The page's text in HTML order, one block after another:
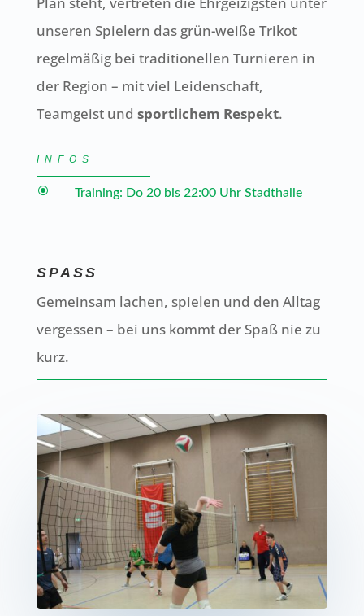
unseren Spielern das grün-weiße Trikot
regelmäßig bei traditionellen Turnieren in
der Region – mit viel Leidenschaft,
Teamgeist und sportlichem Respekt.
INFOS
\ Training: Do 20 bis 22:00 Uhr Stadthalle
SPASS
Gemeinsam lachen, spielen und den Alltag
vergessen – bei uns kommt der Spaß nie zu
kurz.